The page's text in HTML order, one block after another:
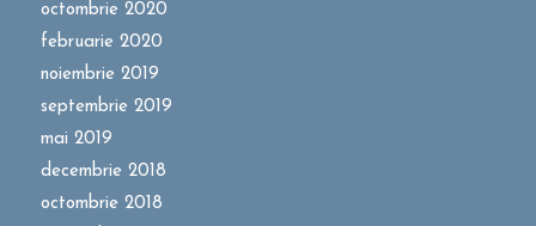
octombrie 2020
februarie 2020
noiembrie 2019
septembrie 2019
mai 2019
decembrie 2018
octombrie 2018